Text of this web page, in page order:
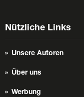
Nützliche Links
Unsere Autoren
Über uns
Werbung